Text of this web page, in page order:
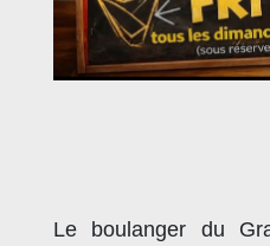
Le boulanger du